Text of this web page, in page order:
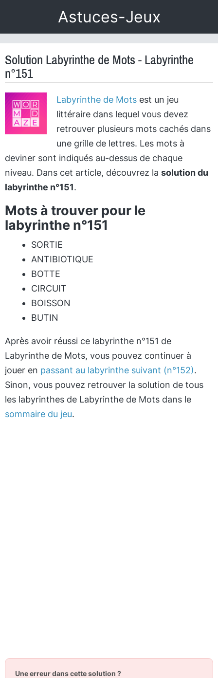
Astuces-Jeux
Solution Labyrinthe de Mots - Labyrinthe
n°151
Labyrinthe de Motsest un jeu
littéraire dans lequel vous devez
retrouver plusieurs mots cachés dans
une grille de lettres. Les mots à
deviner sont indiqués au-dessus de chaque
niveau. Dans cet article, découvrez la solution du
labyrinthe n°151.
Mots à trouver pour le
labyrinthe n°151
SORTIE
ANTIBIOTIQUE
BOTTE
CIRCUIT
BOISSON
BUTIN
Après avoir réussi ce labyrinthe n°151 de
Labyrinthe de Mots, vous pouvez continuer à
jouer en passant au labyrinthe suivant (n°152).
Sinon, vous pouvez retrouver la solution de tous
les labyrinthes de Labyrinthe de Mots dans le
sommaire du jeu.
Une erreur dans cette solution ?